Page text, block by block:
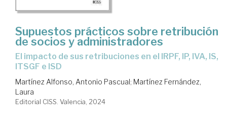
Supuestos prácticos sobre retribución
de socios y administradores
el impacto de sus retribuciones en el IRPF, IP, IVA, IS,
ITSGF e ISD
Martínez Alfonso, Antonio Pascual; Martínez Fernández,
Laura
Editorial CISS. Valencia, 2024